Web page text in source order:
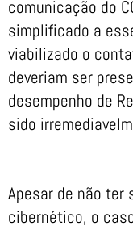
comunicação do
simplificado a
viabilizado o
deveriam ser
desempenho de
sido
Apesar de não ter
cibernético, o